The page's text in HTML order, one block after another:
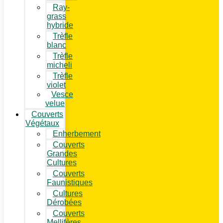
Ray-
grass
hybride
Trèfle
blanc
Trèfle
micheli
Trèfle
violet
Vesce
velue
Couverts
Végétaux
Enherbement
Couverts
Grandes
Cultures
Couverts
Faunistiques
Cultures
Dérobées
Couverts